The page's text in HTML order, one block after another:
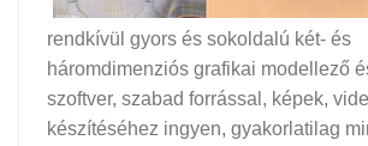
rendkívül gyors és sokoldalú két- és
háromdimenziós grafikai modellező
szoftver, szabad forrással, képek,
készítéséhez ingyen, gyakorlatilag